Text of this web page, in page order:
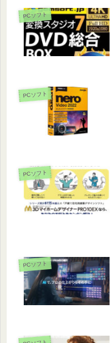
PCソフト
PCソフト
PCソフト
PCソフト